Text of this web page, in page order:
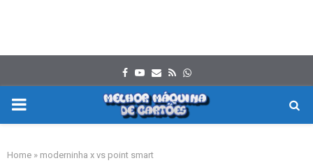
Facebook
Youtube
Email
RssWhatsapp
PRIMARY
Home » moderninha x vs point smart